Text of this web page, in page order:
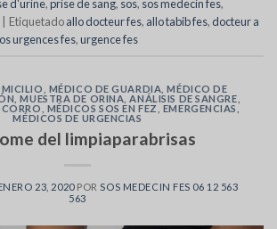
d'urine,prise de sang, sos, sos medecin fes,
Etiquetadoallo docteur fes, allo tabib fes, docteur a
urgences fes,urgence fes
MÉDICO DE GUARDIA ,MÉDICO DE
,MUESTRA DE ORINA ,ANÁLISIS DE SANGRE
MÉDICOS SOS EN FEZ EMERGENCIAS ,
MÉDICOS DE URGENCIAS
del limpiaparabrisas
23, 2020POR SOS MEDECIN FES 06 12 563
563